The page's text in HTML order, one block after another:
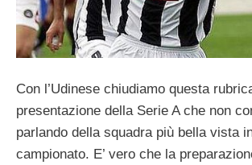
Con l’Udinese chiudiamo questa
presentazione della Serie A che non
parlando della squadra più bella vista
campionato. E’ vero che la